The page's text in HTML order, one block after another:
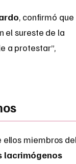
, confirmó que
el sureste de la
a protestar”,
ellos miembros del
lacrimógenos